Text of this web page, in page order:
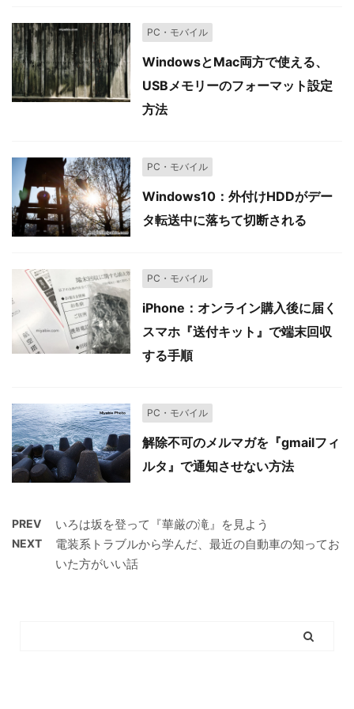
PC・モバイル
WindowsとMac両方で使える、
USBメモリーのフォーマット設定
方法
PC・モバイル
Windows10：外付けHDDがデー
タ転送中に落ちて切断される
PC・モバイル
iPhone：オンライン購入後に届く
スマホ『送付キット』で端末回収
する手順
PC・モバイル
解除不可のメルマガを『gmailフィ
ルタ』で通知させない方法
PREV いろは坂を登って『華厳の滝』を見よう
NEXT
電装系トラブルから学んだ、最近の自動車の知ってお
いた方がいい話